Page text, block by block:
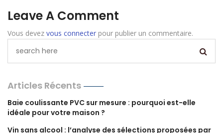
Leave A Comment
Vous devez vous connecter pour publier un commentaire.
Articles Récents
Baie coulissante PVC sur mesure : pourquoi est-elle
idéale pour votre maison ?
Vin sans alcool : l’analyse des sélections proposées par